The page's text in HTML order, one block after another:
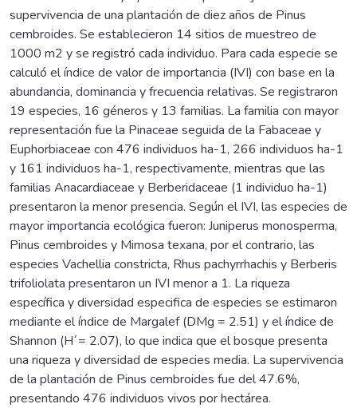
supervivencia de una plantación de diez años de Pinus
cembroides. Se establecieron 14 sitios de muestreo de
1000 m2 y se registró cada individuo. Para cada especie se
calculó el índice de valor de importancia (IVI) con base en la
abundancia, dominancia y frecuencia relativas. Se registraron
19 especies, 16 géneros y 13 familias. La familia con mayor
representación fue la Pinaceae seguida de la Fabaceae y
Euphorbiaceae con 476 individuos ha-1, 266 individuos ha-1
y 161 individuos ha-1, respectivamente, mientras que las
familias Anacardiaceae y Berberidaceae (1 individuo ha-1)
presentaron la menor presencia. Según el IVI, las especies de
mayor importancia ecológica fueron: Juniperus monosperma,
Pinus cembroides y Mimosa texana, por el contrario, las
especies Vachellia constricta, Rhus pachyrrhachis y Berberis
trifoliolata presentaron un IVI menor a 1. La riqueza
específica y diversidad especifica de especies se estimaron
mediante el índice de Margalef (DMg = 2.51) y el índice de
Shannon (H´= 2.07), lo que indica que el bosque presenta
una riqueza y diversidad de especies media. La supervivencia
de la plantación de Pinus cembroides fue del 47.6%,
presentando 476 individuos vivos por hectárea.